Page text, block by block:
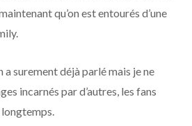
qu’on est entourés d’une
a surement déjà parlé mais je ne
incarnés par d’autres, les fans